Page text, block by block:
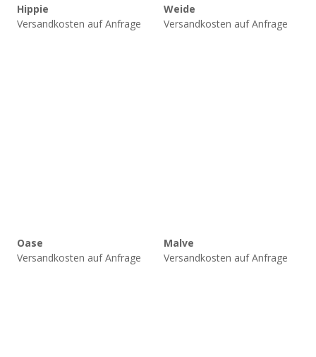
Hippie
Versandkosten auf Anfrage
Weide
Versandkosten auf Anfrage
Oase
Versandkosten auf Anfrage
Malve
Versandkosten auf Anfrage